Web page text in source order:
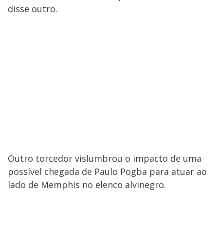
disse outro.
Outro torcedor vislumbrou o impacto de uma
possível chegada de Paulo Pogba para atuar ao
lado de Memphis no elenco alvinegro.